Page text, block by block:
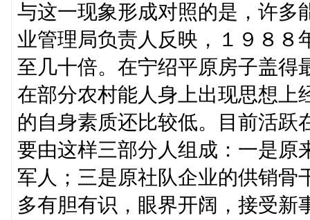
与这一现象形成对照的是，许多
业管理局负责人反映，１９８８
至几十倍。在宁绍平原房子盖得
在部分农村能人身上出现思想上
的自身素质还比较低。目前活跃
要由这样三部分人组成：一是原
军人；三是原社队企业的供销骨
多有胆有识，眼界开阔，接受新